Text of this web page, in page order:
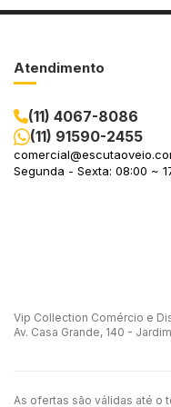
Atendimento
(11) 4067-8086
(11) 91590-2455
Segunda - Sexta: 08:00 ~
Vip Collection Comércio e
Av. Casa Grande, 140 -
As ofertas são válidas até o